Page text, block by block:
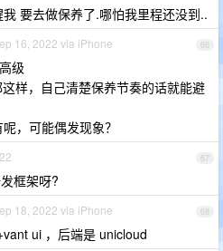
要去做保养了.哪怕我里程还没到..
66
16, 2022 via iPhone
级
样，自己清楚保养节奏的话就能避
，可能偶发现象？
67
框架呀?
68
18, 2022 via iPhone
ui ，后端是 unicloud